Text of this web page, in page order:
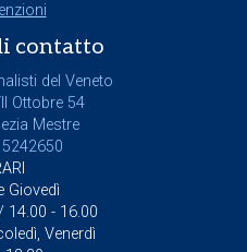
contatto
del Veneto
Ottobre 54
Mestre
Giovedì
14.00 - 16.00
Venerdì